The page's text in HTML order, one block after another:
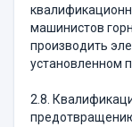
машинистов
производить
установленном
2.8.